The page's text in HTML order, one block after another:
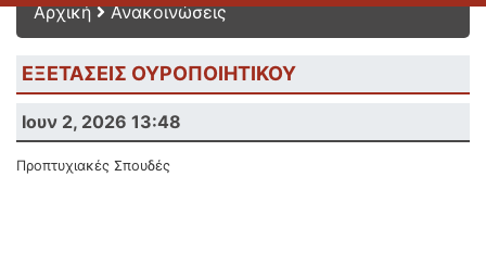
Αρχική Ανακοινώσεις
ΕΞΕΤΑΣΕΙΣ ΟΥΡΟΠΟΙΗΤΙΚΟΥ
Ιουν 2, 2026 13:48
Προπτυχιακές Σπουδές